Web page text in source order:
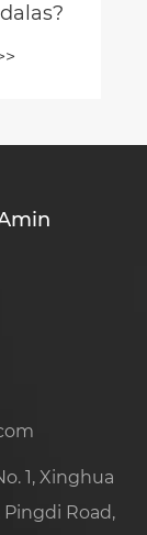
1, Xinghua
Road,